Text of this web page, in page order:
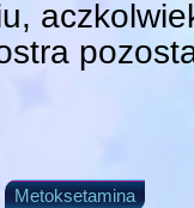
Metoksetamina